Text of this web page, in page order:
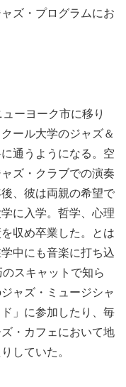
ズ・プログラムにお
ーヨーク市に移り
ール大学のジャズ＆
通うようになる。空
ズ・クラブでの演奏
、彼は両親の希望で
に入学。哲学、心理
収め卒業した。とは
中にも音楽に打ち込
スキャットで知ら
ャズ・ミュージシャ
」に参加したり、毎
・カフェにおいて地
していた。